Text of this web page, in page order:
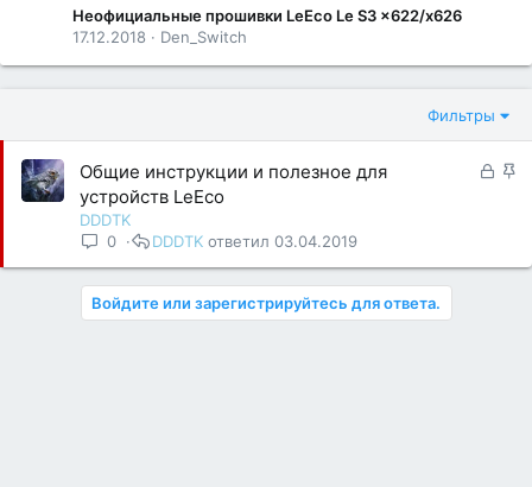
Неофициальные прошивки LeEco Le S3 x622/x626
17.12.2018
Den_Switch
Фильтры
З
З
Общие инструкции и полезное для
устройств LeEco
DDDTK
0
03.04.2019
DDDTK
Войдите или зарегистрируйтесь для ответа.